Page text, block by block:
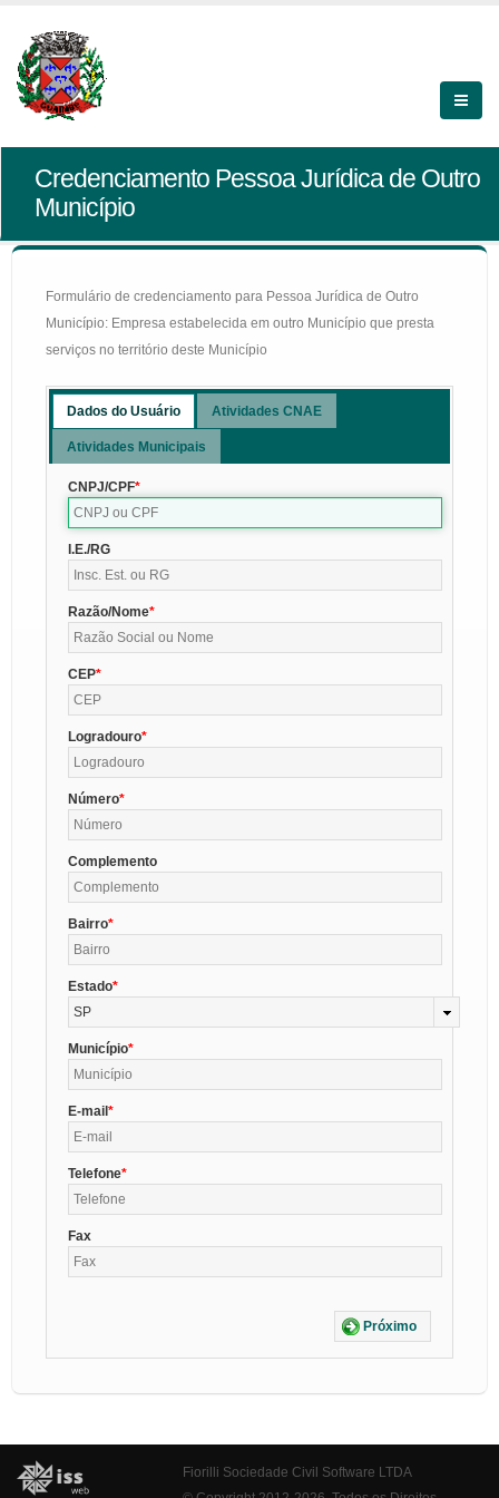
Credenciamento Pessoa Jurídica de Outro
Município
Formulário de credenciamento para Pessoa Jurídica de Outro
Município: Empresa estabelecida em outro Município que presta
serviços no território deste Município
Dados do Usuário Atividades CNAE
Atividades Municipais
CNPJ/CPF
I.E./RG
Razão/Nome
CEP
Logradouro
Número
Complemento
Bairro
Estado
SP
Município
E-mail
Telefone
Fax
Próximo
Fiorilli Sociedade Civil Software LTDA